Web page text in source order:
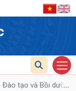
Đào tạo và Bồi dưỡng
...